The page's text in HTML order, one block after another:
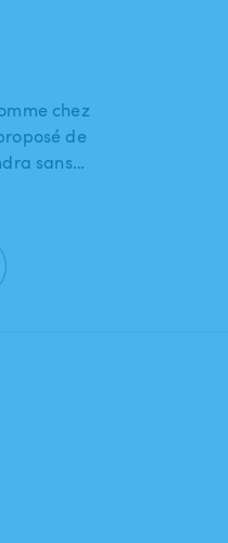
chez
de
sans…